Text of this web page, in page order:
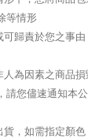
等情形
歸責於您之事
人為因素之商品
請您儘速通知本
，如需指定顏